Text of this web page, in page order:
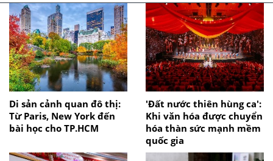
Di sản cảnh quan đô thị:
Từ Paris, New York đến
bài học cho TP.HCM
'Đất nước thiên hùng ca':
Khi văn hóa được chuyển
hóa thàn sức mạnh mềm
quốc gia